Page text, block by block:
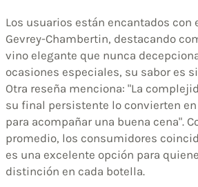
Los usuarios están encantados con
Gevrey-Chambertin, destacando
vino elegante que nunca
ocasiones especiales, su sabor es
Otra reseña menciona: "La
su final persistente lo convierten
para acompañar una buena cena".
promedio, los consumidores
es una excelente opción para
distinción en cada botella.